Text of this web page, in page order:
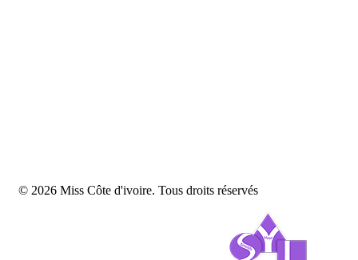
© 2026 Miss Côte d'ivoire. Tous droits réservés